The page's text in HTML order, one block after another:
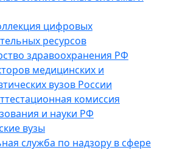
цифровых
ресурсов
здравоохранения РФ
медицинских и
вузов России
комиссия
и науки РФ
вузы
служба по надзору в сфере